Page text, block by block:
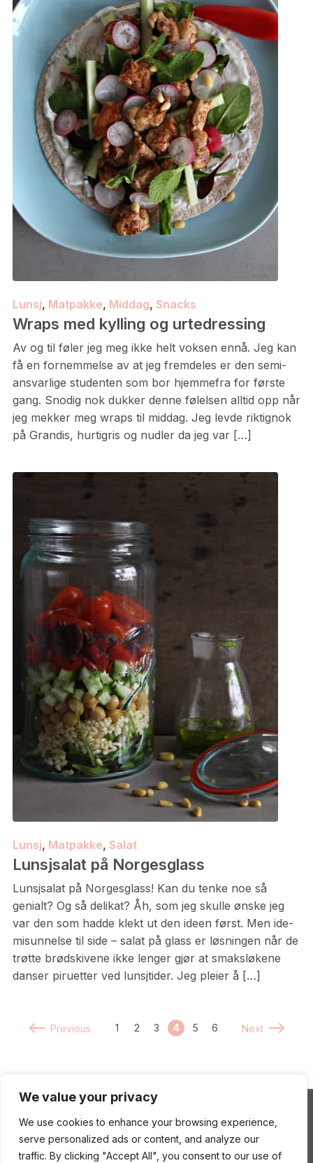
We value your privacy
We use cookies to enhance your browsing experience,
serve personalized ads or content, and analyze our
traffic. By clicking "Accept All", you consent to our use of
Lunsj, Matpakke, Middag, Snacks
Wraps med kylling og urtedressing
Av og til føler jeg meg ikke helt voksen ennå. Jeg kan
få en fornemmelse av at jeg fremdeles er den semi-
ansvarlige studenten som bor hjemmefra for første
gang. Snodig nok dukker denne følelsen alltid opp når
jeg mekker meg wraps til middag. Jeg levde riktignok
på Grandis, hurtigris og nudler da jeg var […]
Lunsj, Matpakke, Salat
Lunsjsalat på Norgesglass
Lunsjsalat på Norgesglass! Kan du tenke noe så
genialt? Og så delikat? Åh, som jeg skulle ønske jeg
var den som hadde klekt ut den ideen først. Men ide-
misunnelse til side – salat på glass er løsningen når de
trøtte brødskivene ikke lenger gjør at smaksløkene
danser piruetter ved lunsjtider. Jeg pleier å […]
Previous 1 2 3 4 5 6 Next
ENEstående Mat